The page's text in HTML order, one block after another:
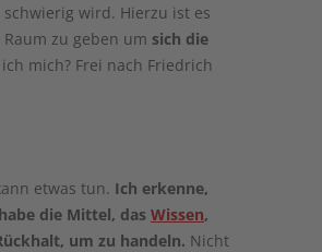
wird. Hierzu ist es
zu geben um sich die
mich? Frei nach Friedrich
etwas tun. Ich erkenne,
die Mittel, das Wissen,
um zu handeln. Nicht